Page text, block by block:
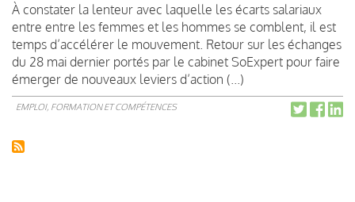
À constater la lenteur avec laquelle les écarts salariaux
entre entre les femmes et les hommes se comblent, il est
temps d’accélérer le mouvement. Retour sur les échanges
du 28 mai dernier portés par le cabinet SoExpert pour faire
émerger de nouveaux leviers d’action (...)
EMPLOI, FORMATION ET COMPÉTENCES